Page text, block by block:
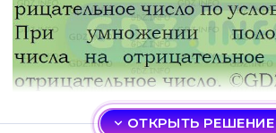
ОТКРЫТЬ РЕШЕНИЕ